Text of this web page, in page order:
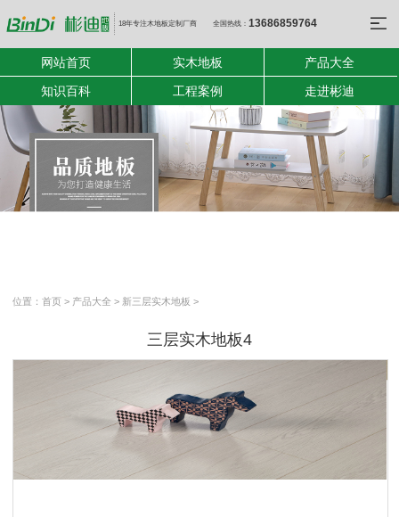
18年专注木地板定制厂商 全国热线： 13686859764
网站首页 实木地板
产品大全
知识百科
工程案例 走进彬迪
位置：首页 > 产品大全 > 新三层实木地板 >
三层实木地板4